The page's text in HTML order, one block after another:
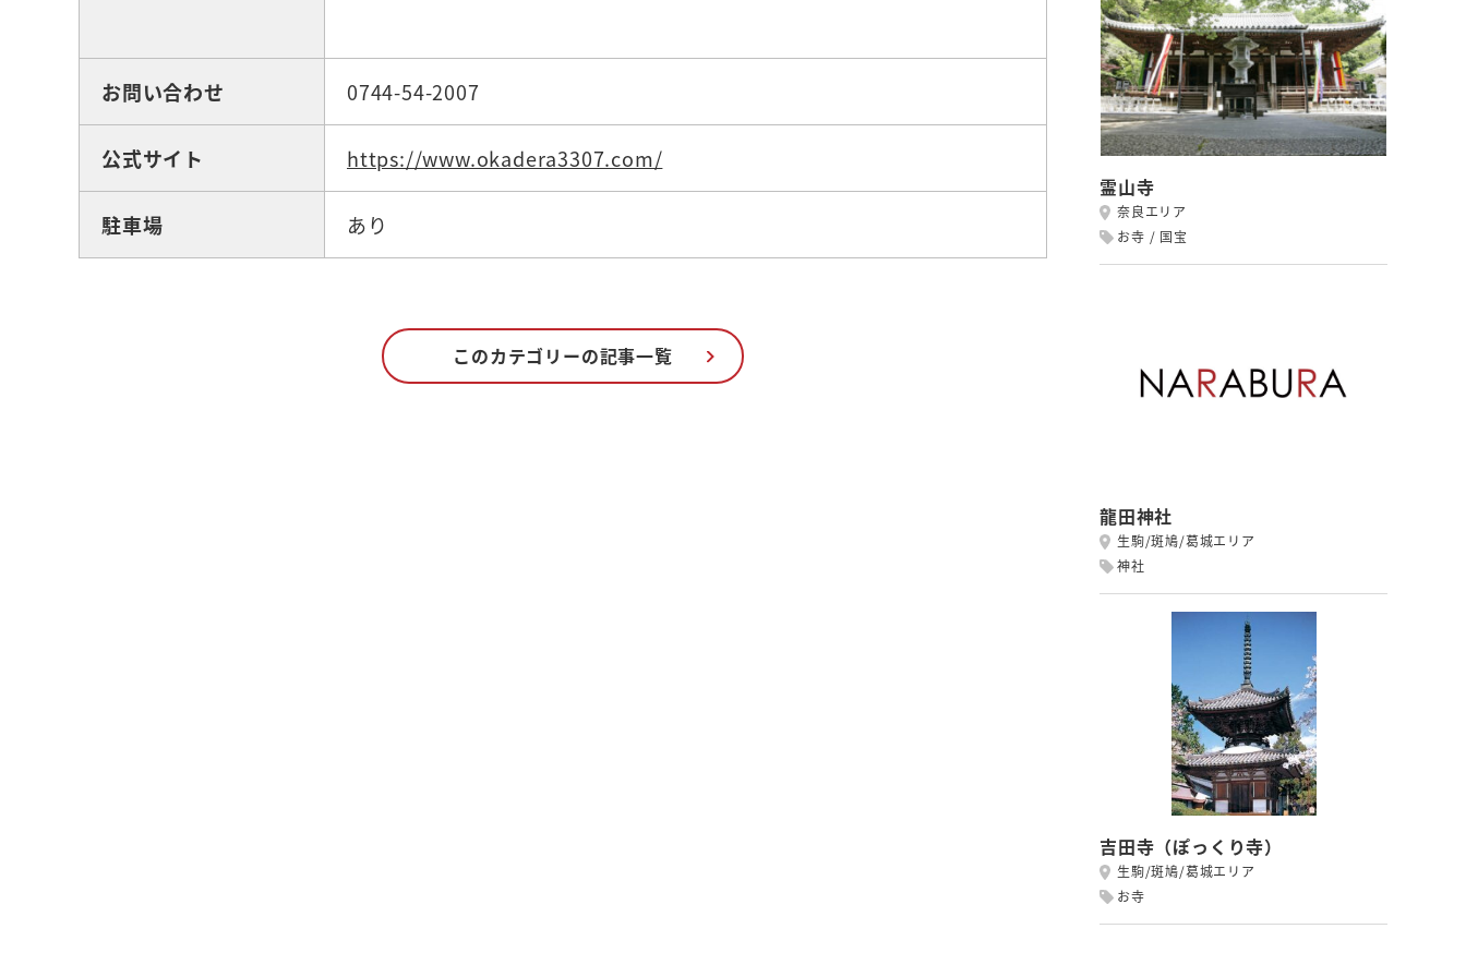
お問い合わせ 0744-54-2007
公式サイト https://www.okadera3307.com/
駐車場 あり
このカテゴリーの記事一覧
霊山寺
奈良エリア
お寺
国宝
龍田神社
生駒/斑鳩/葛城エリア
神社
吉田寺（ぽっくり寺）
生駒/斑鳩/葛城エリア
お寺